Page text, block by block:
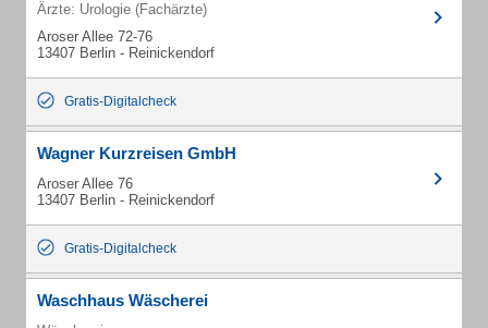
Ärzte: Urologie (Fachärzte)
Aroser Allee 72-76
13407 Berlin - Reinickendorf
Gratis-Digitalcheck
Wagner Kurzreisen GmbH
Aroser Allee 76
13407 Berlin - Reinickendorf
Gratis-Digitalcheck
Waschhaus Wäscherei